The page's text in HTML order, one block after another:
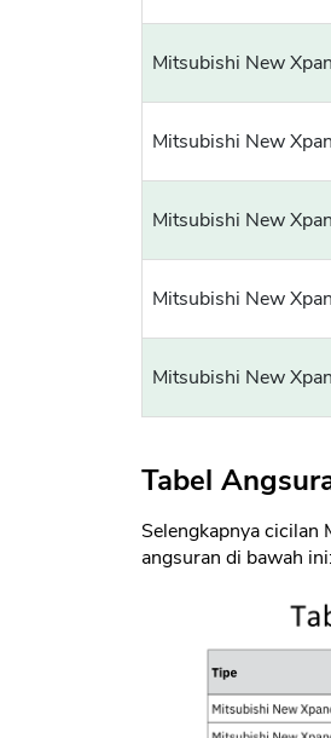
Mitsubishi New
Mitsubishi New
Mitsubishi New
Mitsubishi New
Mitsubishi New
Tabel
Selengkapnya cicilan
angsuran di bawah ini: